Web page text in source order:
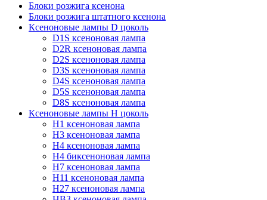
Блоки розжига ксенона
Блоки розжига штатного ксенона
Ксеноновые лампы D цоколь
D1S ксеноновая лампа
D2R ксеноновая лампа
D2S ксеноновая лампа
D3S ксеноновая лампа
D4S ксеноновая лампа
D5S ксеноновая лампа
D8S ксеноновая лампа
Ксеноновые лампы Н цоколь
H1 ксеноновая лампа
H3 ксеноновая лампа
H4 ксеноновая лампа
H4 биксеноновая лампа
H7 ксеноновая лампа
H11 ксеноновая лампа
H27 ксеноновая лампа